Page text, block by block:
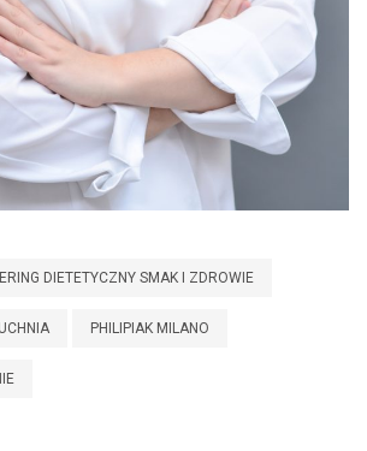
DIETETYCZNY SMAK I ZDROWIE
PHILIPIAK MILANO